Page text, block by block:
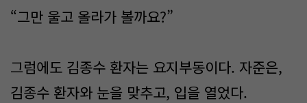
“그만 울고 올라가 볼까요?”
그럼에도 김종수 환자는 요지부동이다. 자준은,
김종수 환자와 눈을 맞추고, 입을 열었다.